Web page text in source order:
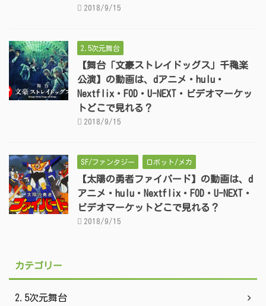
2018/9/15
2.5次元舞台
【舞台「文豪ストレイドッグス」千穐楽
公演】の動画は、dアニメ・hulu・
Nextflix・FOD・U-NEXT・ビデオマーケッ
トどこで見れる？
2018/9/15
SF/ファンタジー ロボット/メカ
【太陽の勇者ファイバード】の動画は、d
アニメ・hulu・Nextflix・FOD・U-NEXT・
ビデオマーケットどこで見れる？
2018/9/15
カテゴリー
2.5次元舞台